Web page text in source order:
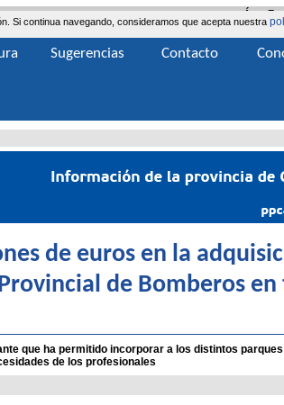
Si continua navegando, consideramos que acepta nuestra
de euros en la
de Bomberos en
que ha permitido incorporar a los distintos
de los profesionales
Área
Sugerencias Contacto